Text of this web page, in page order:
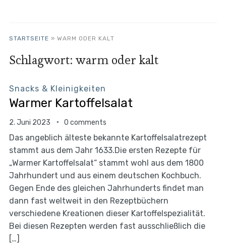
STARTSEITE » WARM ODER KALT
Schlagwort: warm oder kalt
Snacks & Kleinigkeiten
Warmer Kartoffelsalat
2. Juni 2023 0 comments
Das angeblich älteste bekannte Kartoffelsalatrezept
stammt aus dem Jahr 1633.Die ersten Rezepte für
„Warmer Kartoffelsalat“ stammt wohl aus dem 1800
Jahrhundert und aus einem deutschen Kochbuch.
Gegen Ende des gleichen Jahrhunderts findet man
dann fast weltweit in den Rezeptbüchern
verschiedene Kreationen dieser Kartoffelspezialität.
Bei diesen Rezepten werden fast ausschließlich die
[…]